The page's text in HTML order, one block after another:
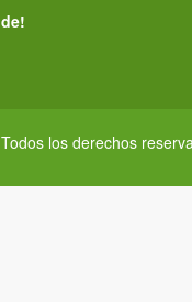
los derechos